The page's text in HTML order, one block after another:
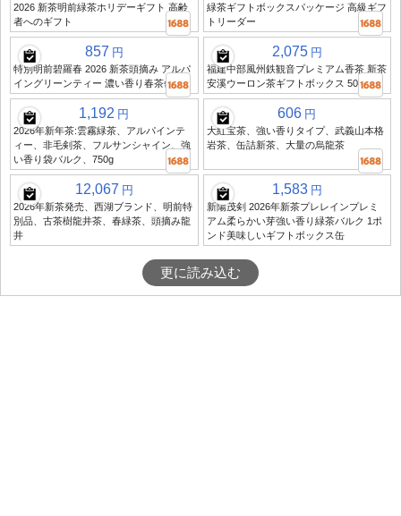
2026 新茶明前緑茶ホリデーギフト 高齢
者へのギフト
緑茶ギフトボックスパッケージ 高級ギフ
トリーダー
857 円
特別明前碧羅春 2026 新茶頭摘み アルパ
イングリーンティー 濃い香り春茶缶
2,075 円
福建中部風州鉄観音プレミアム香茶 新茶
安溪ウーロン茶ギフトボックス 500g
1,192 円
2026年新年茶:雲霧緑茶、アルパインテ
ィー、非毛剣茶、フルサンシャイン、強
い香り袋バルク、750g
606 円
大紅宝茶、強い香りタイプ、武義山本格
岩茶、缶詰新茶、大量の烏龍茶
12,067 円
2026年新茶発売、西湖ブランド、明前特
別品、古茶樹龍井茶、春緑茶、頭摘み龍
井
1,583 円
新陽茂剣 2026年新茶プレレインプレミ
アム柔らかい芽強い香り緑茶バルク 1ポ
ンド美味しいギフトボックス缶
更に読み込む